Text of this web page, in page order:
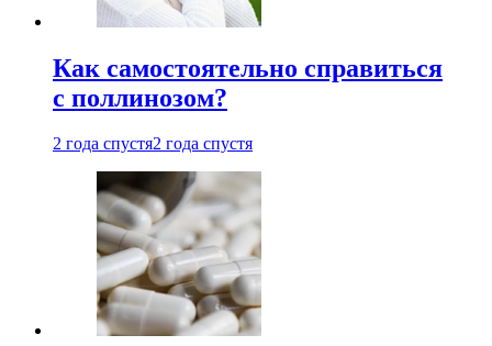
Как самостоятельно справиться
с поллинозом?
2 года спустя2 года спустя